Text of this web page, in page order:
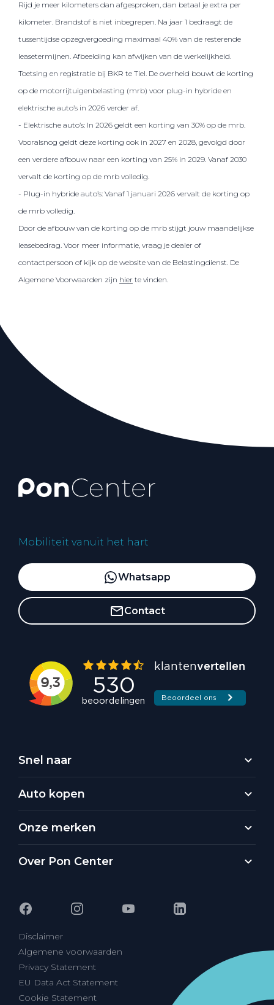
Rijd je meer kilometers dan afgesproken, dan betaal je extra per
kilometer. Brandstof is niet inbegrepen. Na jaar 1 bedraagt de
tussentijdse opzegvergoeding maximaal 40% van de resterende
leasetermijnen. Afbeelding kan afwijken van de werkelijkheid.
Toetsing en registratie bij BKR te Tiel. De overheid bouwt de korting
op de motorrijtuigenbelasting (mrb) voor plug-in hybride en
elektrische auto’s in 2026 verder af.
- Elektrische auto’s: In 2026 geldt een korting van 30% op de mrb.
Vooralsnog geldt deze korting ook in 2027 en 2028, gevolgd door
een verdere afbouw naar een korting van 25% in 2029. Vanaf 2030
vervalt de korting op de mrb volledig.
- Plug-in hybride auto’s: Vanaf 1 januari 2026 vervalt de korting op
de mrb volledig.
Door de afbouw van de korting op de mrb stijgt jouw maandelijkse
leasebedrag. Voor meer informatie, vraag je dealer of
contactpersoon of kijk op de website van de Belastingdienst. De
Algemene Voorwaarden zijn hier te vinden.
Mobiliteit vanuit het hart
Whatsapp
Contact
Snel naar
Auto kopen
Onze merken
Over Pon Center
Disclaimer
Algemene voorwaarden
Privacy Statement
EU Data Act Statement
Cookie Statement